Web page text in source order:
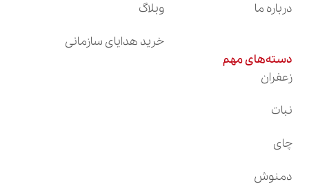
درباره ما وبلاگ
خرید هدایای سازمانی
دسته‌های مهم
زعفران
نبات
چای
دمنوش